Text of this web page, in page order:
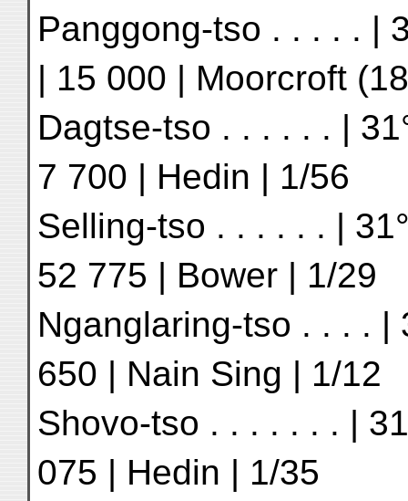
Panggong-tso . . . . . |
| 15 000 | Moorcroft
Dagtse-tso . . . . . . |
7 700 | Hedin | 1/56
Selling-tso . . . . . . |
52 775 | Bower | 1/29
Nganglaring-tso . . . . |
650 | Nain Sing | 1/12
Shovo-tso . . . . . . . |
075 | Hedin | 1/35